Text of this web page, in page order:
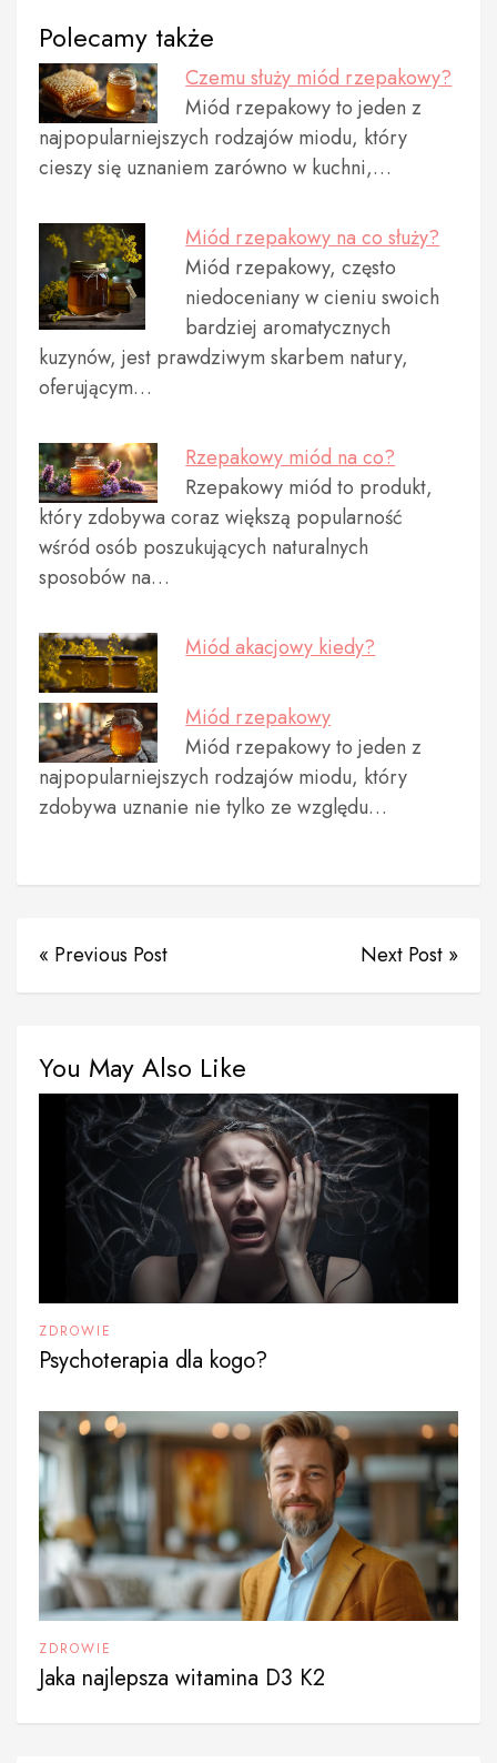
Polecamy także
Czemu służy miód rzepakowy?
Miód rzepakowy to jeden z
najpopularniejszych rodzajów miodu, który
cieszy się uznaniem zarówno w kuchni,…
Miód rzepakowy na co służy?
Miód rzepakowy, często
niedoceniany w cieniu swoich
bardziej aromatycznych
kuzynów, jest prawdziwym skarbem natury,
oferującym…
Rzepakowy miód na co?
Rzepakowy miód to produkt,
który zdobywa coraz większą popularność
wśród osób poszukujących naturalnych
sposobów na…
Miód akacjowy kiedy?
Miód rzepakowy
Miód rzepakowy to jeden z
najpopularniejszych rodzajów miodu, który
zdobywa uznanie nie tylko ze względu…
« Previous Post Next Post »
You May Also Like
ZDROWIE
Psychoterapia dla kogo?
ZDROWIE
Jaka najlepsza witamina D3 K2